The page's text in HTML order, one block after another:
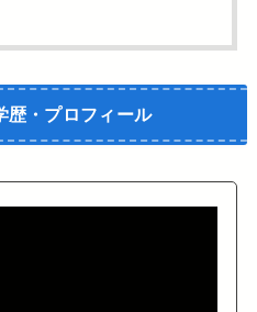
歴・プロフィール